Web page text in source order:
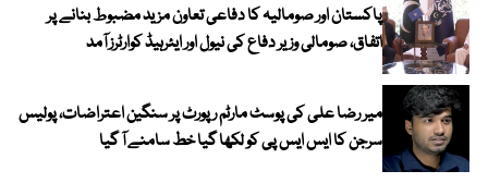
پاکستان اور صومالیہ کا دفاعی تعاون مزید مضبوط بنانے پر
اتفاق، صومالی وزیر دفاع کی نیول اور ایئرہیڈ کوارٹرز آمد
میر رضا علی کی پوسٹ مارٹم رپورٹ پر سنگین اعتراضات، پولیس
سرجن کا ایس ایس پی کو لکھا گیا خط سامنے آ گیا